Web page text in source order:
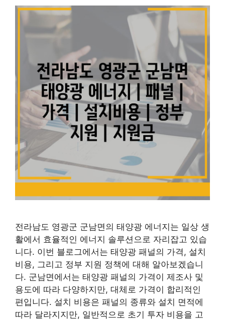
전라남도 영광군 군남면의 태양광 에너지는 일상 생
활에서 효율적인 에너지 솔루션으로 자리잡고 있습
니다. 이번 블로그에서는 태양광 패널의 가격, 설치
비용, 그리고 정부 지원 정책에 대해 알아보겠습니
다. 군남면에서는 태양광 패널의 가격이 제조사 및
용도에 따라 다양하지만, 대체로 가격이 합리적인
편입니다. 설치 비용은 패널의 종류와 설치 면적에
따라 달라지지만, 일반적으로 초기 투자 비용을 고